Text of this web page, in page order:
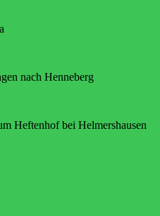
nach Henneberg
Heftenhof bei Helmershausen